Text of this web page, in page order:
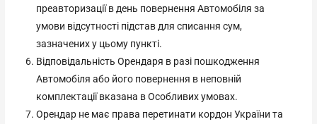
преавторизації в день повернення Автомобіля за
умови відсутності підстав для списання сум,
зазначених у цьому пункті.
Відповідальність Орендаря в разі пошкодження
Автомобіля або його повернення в неповній
комплектації вказана в Особливих умовах.
Орендар не має права перетинати кордон України та